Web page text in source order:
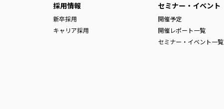
採用情報
新卒採用
キャリア採用
セミナー・イベント
開催予定
開催レポート一覧
セミナー・イベント一覧